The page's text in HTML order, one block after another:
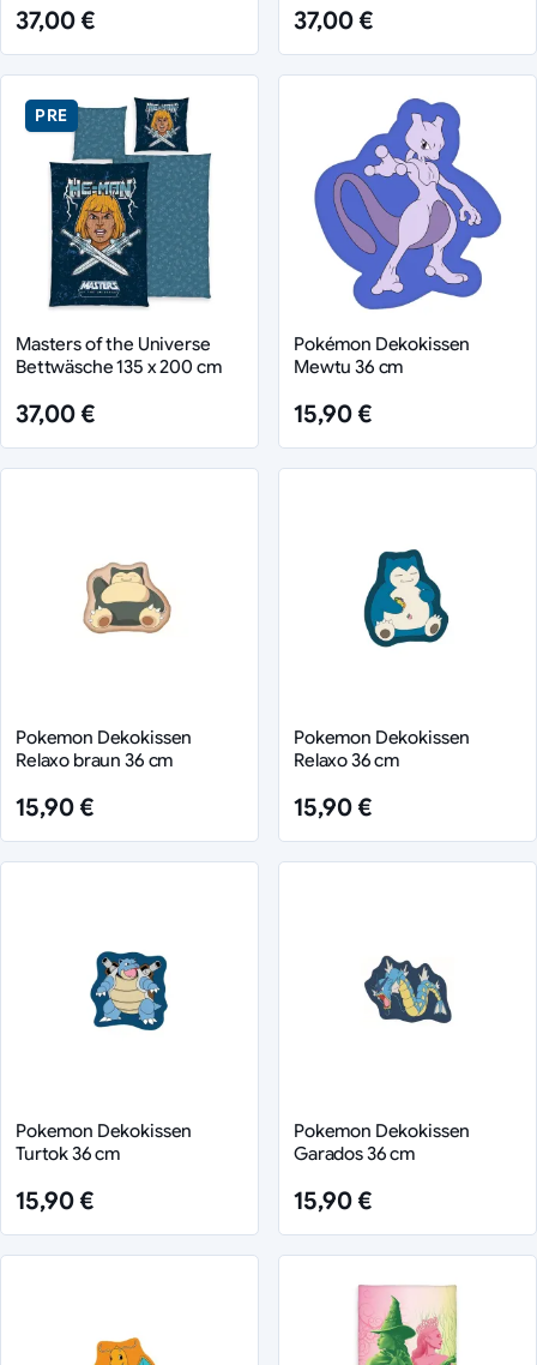
37,00 € 37,00 €
PRE
Masters of the Universe
Bettwäsche 135 x 200 cm
37,00 €
Pokémon Dekokissen
Mewtu 36 cm
15,90 €
Pokemon Dekokissen
Relaxo braun 36 cm
15,90 €
Pokemon Dekokissen
Relaxo 36 cm
15,90 €
Pokemon Dekokissen
Turtok 36 cm
15,90 €
Pokemon Dekokissen
Garados 36 cm
15,90 €